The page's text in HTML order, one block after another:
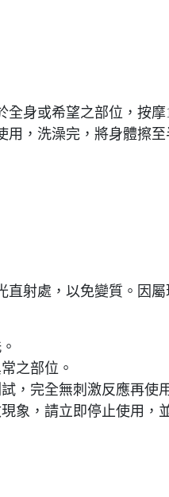
身或希望之部位，按摩
，洗澡完，將身體擦
射處，以免變質。因
之部位。
，完全無刺激反應再使
象，請立即停止使用，